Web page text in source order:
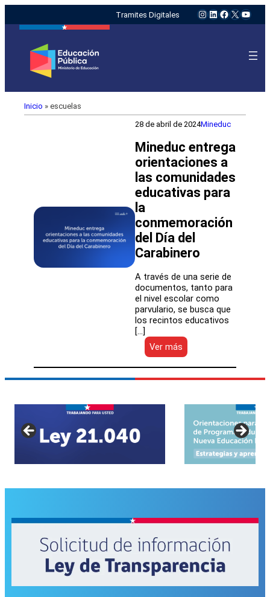
Tramites Digitales Instagram
LinkedIn
Facebook
X
Inicio » escuelas
28 de abril de 2024Mineduc
Mineduc entrega
orientaciones a
las comunidades
educativas para
la
conmemoración
del Día del
Carabinero
A través de una serie de
documentos, tanto para
el nivel escolar como
parvulario, se busca que
los recintos educativos
[…]
Ver más
Mineduc
entrega
orientaciones
educativas
para
conmemoración
del
del